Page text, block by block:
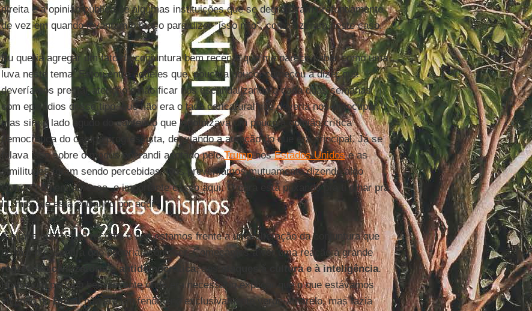
direita e a opinião pública de algumas instituições que se degradaram profundamente
de vez em quando levantam o braço para dizer “isso não”, como fizeram neste caso.
Eu queria agregar um fato da conjuntura bem recente que me parece caber como uma
luva neste tema. Estou entre aqueles que, pouco a pouco, começou a dizer que
deveríamos prestar atenção e não ficar nos escandalizando a cada duas semanas
com episódios desse tipo, que não era o lado caricatural que deveria nos preocupar,
mas sim o lado agudo do conteúdo que hipotnizava um pouco a opinião crítica
democrática do campo progressista, desviando a atenção do que era principal. Já se
falava isso sobre o modus operandi adotado peloTrumpnosEstados Unidose as
similitudes foram sendo percebidas. Nos preveníamos mutuamente dizendo algo
como: “não entra nessa, o importante é isso aqui. O cara está puxando pra ti olhar pra
lá, mas ele está entrando por aqui”.
A minha impressão recente é que estamos frente a uma alteração da conjuntura que
eu mal pressentira que poderia acontecer. Começamos a ver uma reação à grande
regressão civilizatóriaeantidemocrática, aos ataques à cultura e à inteligência.
Houve um período bem recente onde era necessário explicar que o que estávamos
vivendo noBrasilnão era um fenômeno exclusivamente verde-amarelo, mas fazia